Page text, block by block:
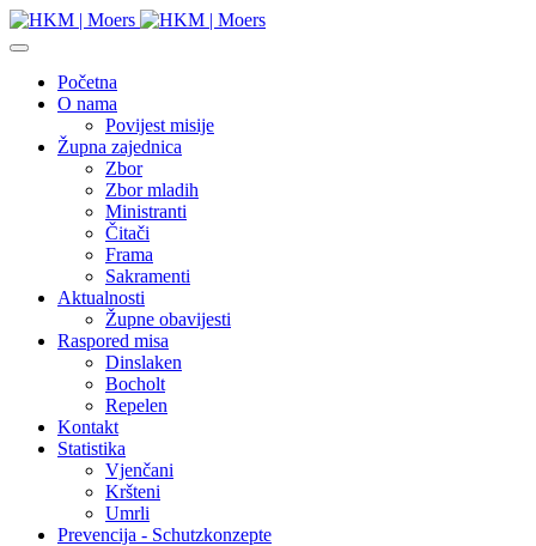
Početna
O nama
Povijest misije
Župna zajednica
Zbor
Zbor mladih
Ministranti
Čitači
Frama
Sakramenti
Aktualnosti
Župne obavijesti
Raspored misa
Dinslaken
Bocholt
Repelen
Kontakt
Statistika
Vjenčani
Kršteni
Umrli
Prevencija - Schutzkonzepte